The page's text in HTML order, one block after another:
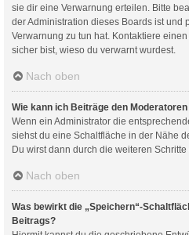
sie dir eine Verwarnung erteilen. Bitte
der Administration dieses Boards ist und
Verwarnung zu tun hat. Kontaktiere
sicher bist, wieso du verwarnt wurdest.
Nach oben
Wie kann ich Beiträge den
Wenn ein Administrator die
siehst du eine Schaltfläche in der Nähe
Du wirst dann durch die weiteren Schritte
Nach oben
Was bewirkt die „Speichern“-
Beitrags?